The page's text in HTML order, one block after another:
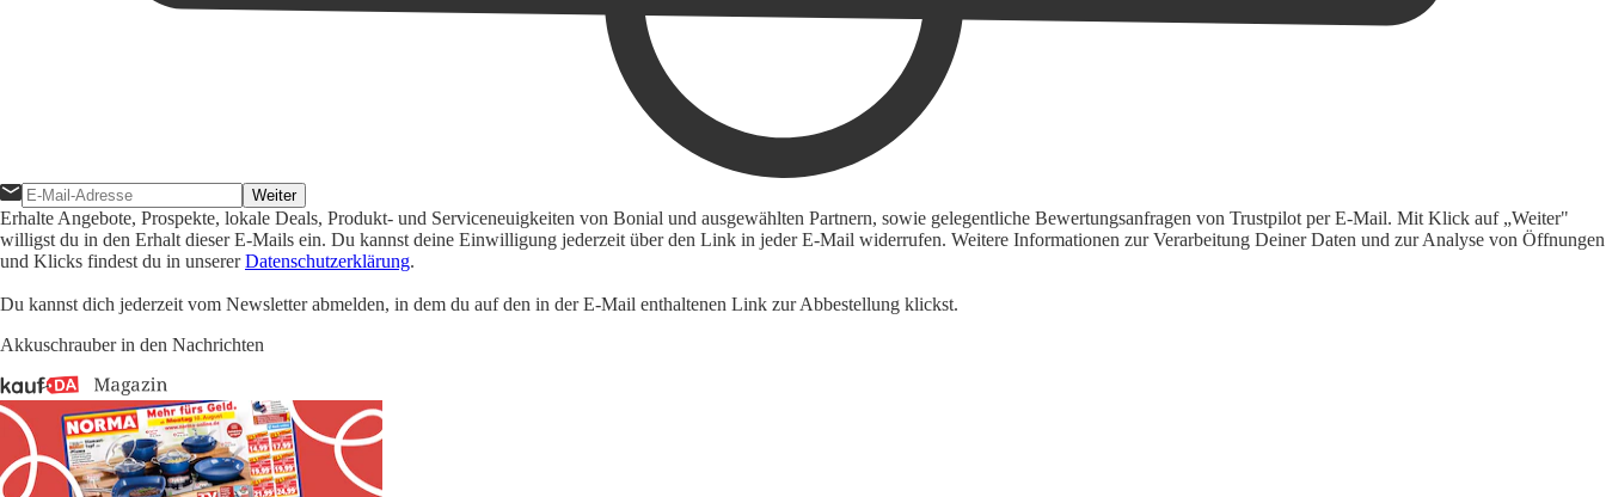
Weiter
Erhalte Angebote, Prospekte, lokale Deals, Produkt- und Serviceneuigkeiten von Bonial und ausgewählten Partnern, sowie gelegentliche Bewertungsanfragen von Trustpilot per E-Mail. Mit Klick auf „Weiter"
willigst du in den Erhalt dieser E-Mails ein. Du kannst deine Einwilligung jederzeit über den Link in jeder E-Mail widerrufen. Weitere Informationen zur Verarbeitung Deiner Daten und zur Analyse von Öffnungen
und Klicks findest du in unsererDatenschutzerklärung.
Du kannst dich jederzeit vom Newsletter abmelden, in dem du auf den in der E-Mail enthaltenen Link zur Abbestellung klickst.
Akkuschrauber in den Nachrichten